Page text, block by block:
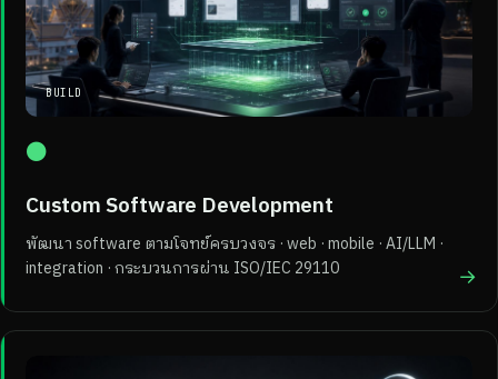
BUILD
●
Custom Software Development
พัฒนา software ตามโจทย์ครบวงจร · web · mobile · AI/LLM ·
integration · กระบวนการผ่าน ISO/IEC 29110
→